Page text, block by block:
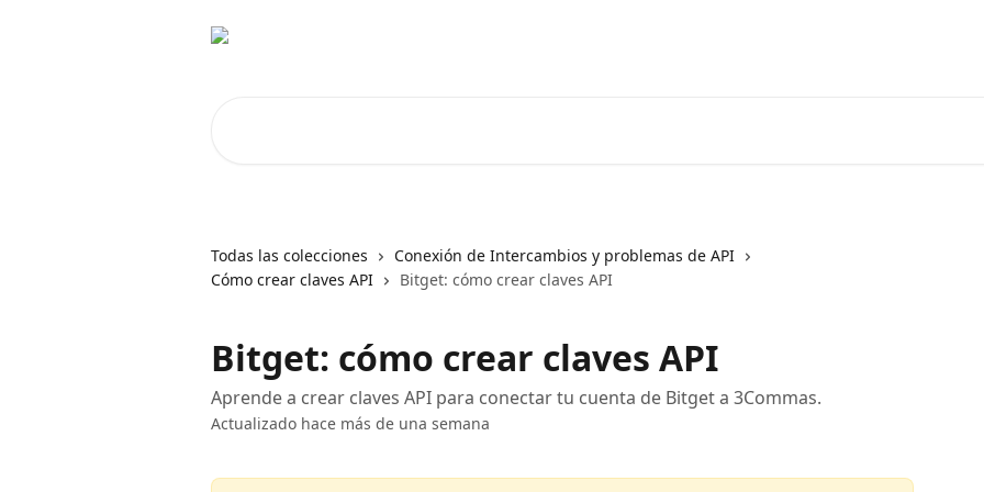
Todas las colecciones
Conexión de Intercambios y problemas de API
Cómo crear claves API
Bitget: cómo crear claves API
Bitget: cómo crear claves API
Aprende a crear claves API para conectar tu cuenta de Bitget a 3Commas.
Actualizado hace más de una semana